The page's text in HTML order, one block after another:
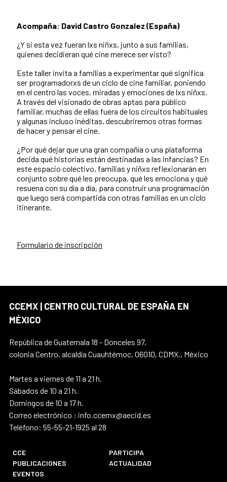
Acompaña: David Castro Gonzalez (España)
¿Y si esta vez fueran lxs niñxs, junto a sus familias,
quienes decidieran qué cine merece ser visto?
Este taller invita a familias a experimentar qué significa
ser programadorxs de un ciclo de cine familiar, poniendo
en el centro las voces, miradas y emociones de lxs niñxs.
A través del visionado de obras aptas para público
familiar, muchas de ellas fuera de los circuitos habituales
y algunas incluso inéditas, descubriremos otras formas
de hacer y pensar el cine.
¿Por qué dejar que una gran compañía o una plataforma
decida qué historias están destinadas a las infancias? En
este espacio colectivo, familias y niñxs reflexionarán en
conjunto sobre qué les preocupa, qué les emociona y qué
resuena con su día a día, para construir una programación
que luego será compartida con otras familias en un ciclo
itinerante.
Formulario de inscripción
CCEMX | CENTRO CULTURAL DE ESPAÑA EN
MÉXICO
República de Guatemala 18 - Donceles 97,
colonia Centro, alcaldía Cuauhtémoc, 06010, CDMX., México
Martes a viernes de 11 a 21 h.
Sábados de 10 a 21 h.
Domingos de 10 a 17 h.
Correo electrónico : info.ccemx@aecid.es
Teléfono: 55-55-21-1925 al 28
CCE
PARTICIPA
PUBLICACIONES
ACTUALIDAD
EVENTOS